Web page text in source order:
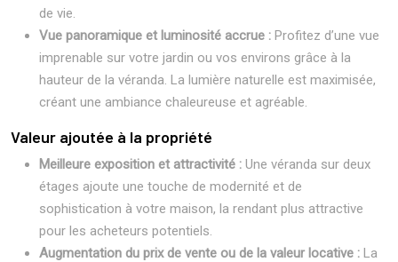
de vie.
Vue panoramique et luminosité accrue : Profitez d’une vue
imprenable sur votre jardin ou vos environs grâce à la
hauteur de la véranda. La lumière naturelle est maximisée,
créant une ambiance chaleureuse et agréable.
Valeur ajoutée à la propriété
Meilleure exposition et attractivité : Une véranda sur deux
étages ajoute une touche de modernité et de
sophistication à votre maison, la rendant plus attractive
pour les acheteurs potentiels.
Augmentation du prix de vente ou de la valeur locative : La